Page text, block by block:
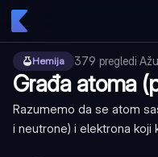
Hemija 379 pregledi·
Građa atoma
Razumemo da se atom
i neutrone) i elektrona koji